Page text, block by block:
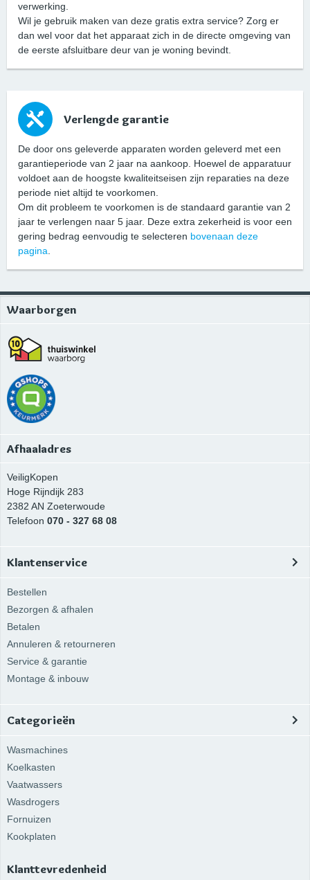
verwerking.
Wil je gebruik maken van deze gratis extra service? Zorg er
dan wel voor dat het apparaat zich in de directe omgeving van
de eerste afsluitbare deur van je woning bevindt.
Verlengde garantie
De door ons geleverde apparaten worden geleverd met een
garantieperiode van 2 jaar na aankoop. Hoewel de apparatuur
voldoet aan de hoogste kwaliteitseisen zijn reparaties na deze
periode niet altijd te voorkomen.
Om dit probleem te voorkomen is de standaard garantie van 2
jaar te verlengen naar 5 jaar. Deze extra zekerheid is voor een
gering bedrag eenvoudig te selecteren bovenaan deze
pagina.
Waarborgen
Afhaaladres
VeiligKopen
Hoge Rijndijk 283
2382 AN Zoeterwoude
Telefoon 070 - 327 68 08
Klantenservice
Bestellen
Bezorgen & afhalen
Betalen
Annuleren & retourneren
Service & garantie
Montage & inbouw
Categorieën
Wasmachines
Koelkasten
Vaatwassers
Wasdrogers
Fornuizen
Kookplaten
Klanttevredenheid